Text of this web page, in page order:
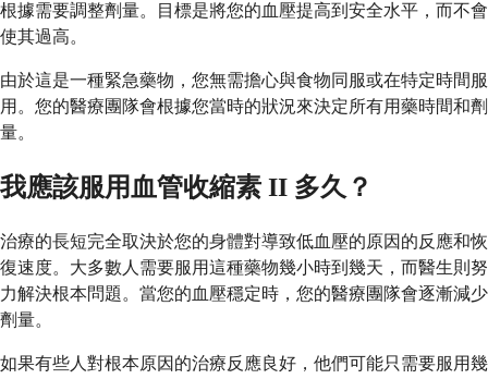
根據需要調整劑量。目標是將您的血壓提高到安全水平，而不會
使其過高。
由於這是一種緊急藥物，您無需擔心與食物同服或在特定時間服
用。您的醫療團隊會根據您當時的狀況來決定所有用藥時間和劑
量。
我應該服用血管收縮素 II 多久？
治療的長短完全取決於您的身體對導致低血壓的原因的反應和恢
復速度。大多數人需要服用這種藥物幾小時到幾天，而醫生則努
力解決根本問題。當您的血壓穩定時，您的醫療團隊會逐漸減少
劑量。
如果有些人對根本原因的治療反應良好，他們可能只需要服用幾